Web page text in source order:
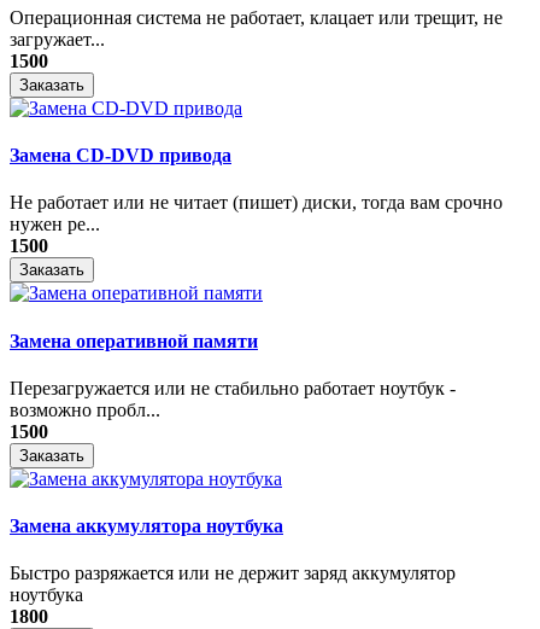
Операционная система не работает, клацает или трещит, не
загружает...
1500
Заказать
Замена CD-DVD привода
Не работает или не читает (пишет) диски, тогда вам срочно
нужен ре...
1500
Заказать
Замена оперативной памяти
Перезагружается или не стабильно работает ноутбук -
возможно пробл...
1500
Заказать
Замена аккумулятора ноутбука
Быстро разряжается или не держит заряд аккумулятор
ноутбука
1800